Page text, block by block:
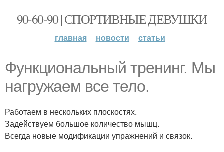
90-60-90 | СПОРТИВНЫЕ ДЕВУШКИ
главная новости статьи
Функциональный тренинг. Мы
нагружаем все тело.
Работаем в нескольких плоскостях.
Задействуем большое количество мышц.
Всегда новые модификации упражнений и связок.